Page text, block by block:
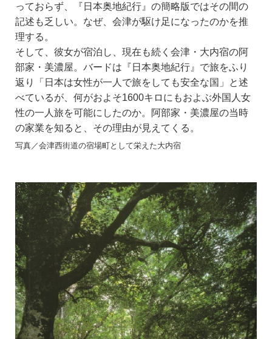
っておらず、『日本奥地紀行』の簡略版ではその間の
記述も乏しい。なぜ、会津が駆け足になったのかを推
理する。
そして、彼女が宿泊し、現在も続く会津・大内宿の阿
部家・美濃屋。バードは『日本奥地紀行』で旅をふり
返り「日本は女性が一人で旅をしても安全な国」と述
べているが、何がおよそ1600キロにもおよぶ外国人女
性の一人旅を可能にしたのか。阿部家・美濃屋の当時
の家業を知ると、その理由が見えてくる。
写真／会津西街道の宿場町として栄えた大内宿